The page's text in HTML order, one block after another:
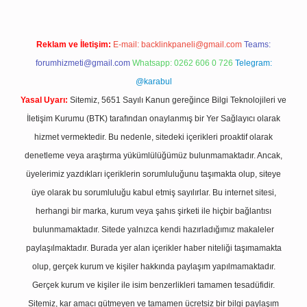
Reklam ve İletişim: E-mail: backlinkpaneli@gmail.com Teams:
forumhizmeti@gmail.com Whatsapp: 0262 606 0 726 Telegram:
@karabul
Yasal Uyarı: Sitemiz, 5651 Sayılı Kanun gereğince Bilgi Teknolojileri ve
İletişim Kurumu (BTK) tarafından onaylanmış bir Yer Sağlayıcı olarak
hizmet vermektedir. Bu nedenle, sitedeki içerikleri proaktif olarak
denetleme veya araştırma yükümlülüğümüz bulunmamaktadır. Ancak,
üyelerimiz yazdıkları içeriklerin sorumluluğunu taşımakta olup, siteye
üye olarak bu sorumluluğu kabul etmiş sayılırlar. Bu internet sitesi,
herhangi bir marka, kurum veya şahıs şirketi ile hiçbir bağlantısı
bulunmamaktadır. Sitede yalnızca kendi hazırladığımız makaleler
paylaşılmaktadır. Burada yer alan içerikler haber niteliği taşımamakta
olup, gerçek kurum ve kişiler hakkında paylaşım yapılmamaktadır.
Gerçek kurum ve kişiler ile isim benzerlikleri tamamen tesadüfidir.
Sitemiz, kar amacı gütmeyen ve tamamen ücretsiz bir bilgi paylaşım